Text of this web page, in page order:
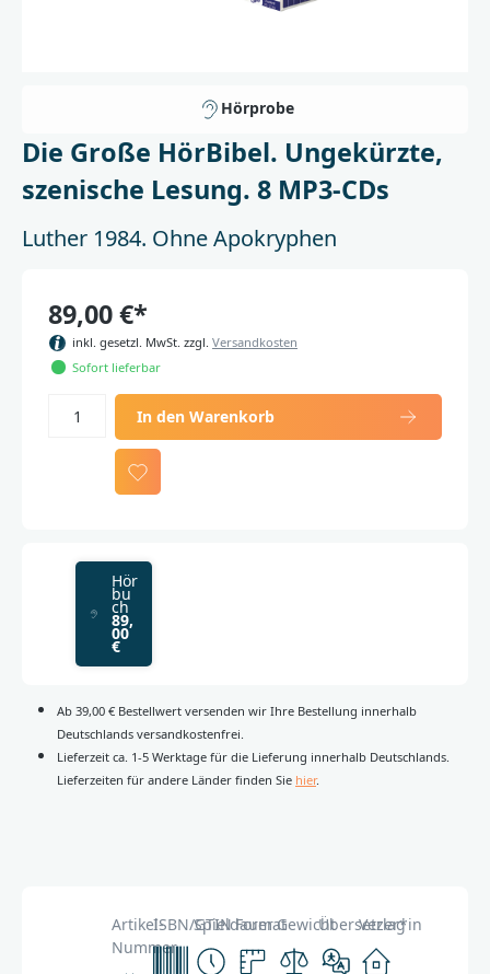
Hörprobe
Die Große HörBibel. Ungekürzte,
szenische Lesung. 8 MP3-CDs
Luther 1984. Ohne Apokryphen
89,00 €*
inkl. gesetzl. MwSt. zzgl. Versandkosten
Sofort lieferbar
In den Warenkorb
Hör
bu
ch
89,
00
€
Ab 39,00 € Bestellwert versenden wir Ihre Bestellung innerhalb
Deutschlands versandkostenfrei.
Lieferzeit ca. 1-5 Werktage für die Lieferung innerhalb Deutschlands.
Lieferzeiten für andere Länder finden Sie hier.
Artikel-
Nummer
ISBN/GTINSpieldauer
FormatGewichtÜbersetzer*in
Verlag